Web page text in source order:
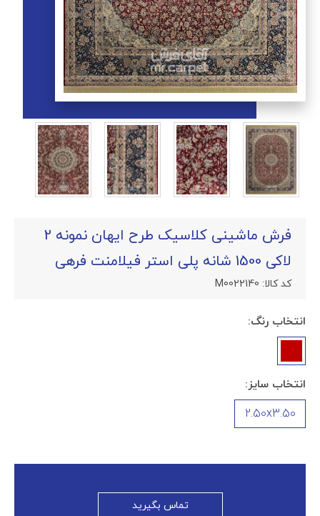
فرش ماشینی کلاسیک طرح ایهان نمونه 2
لاکی 1500 شانه پلی استر فیلامنت فرهی
کد کالا: M0022140
انتخاب رنگ:
انتخاب سایز:
2.50x3.50
تماس بگیرید